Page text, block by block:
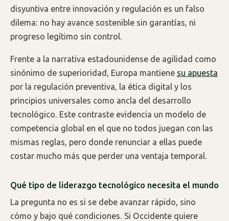
disyuntiva entre innovación y regulación es un falso
dilema: no hay avance sostenible sin garantías, ni
progreso legítimo sin control.
Frente a la narrativa estadounidense de agilidad como
sinónimo de superioridad, Europa mantiene su apuesta
por la regulación preventiva, la ética digital y los
principios universales como ancla del desarrollo
tecnológico. Este contraste evidencia un modelo de
competencia global en el que no todos juegan con las
mismas reglas, pero donde renunciar a ellas puede
costar mucho más que perder una ventaja temporal.
Qué tipo de liderazgo tecnológico necesita el mundo
La pregunta no es si se debe avanzar rápido, sino
cómo y bajo qué condiciones. Si Occidente quiere